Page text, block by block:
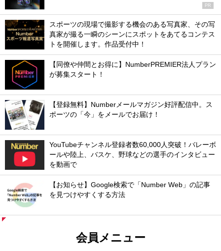
PR
スポーツの現場で撮影する機会のある写真家、その写
真家が撮る一瞬のシーンにスポットをあてるコンテス
トを開催します。作品受付中！
【同僚や仲間とお得に】NumberPREMIER法人プラン
が募集スタート！
【登録無料】Numberメールマガジン好評配信中。ス
ポーツの「今」をメールでお届け！
YouTubeチャンネル登録者数60,000人突破！バレーボ
ールや陸上、バスケ、野球などの選手のインタビュー
を動画で
【お知らせ】Google検索で「Number Web」の記事
を見つけやすくする方法
会員メニュー